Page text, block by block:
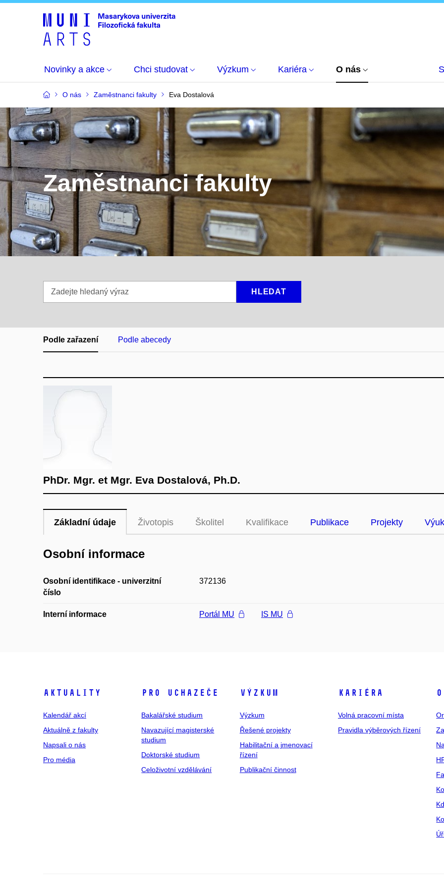
Novinky a akce Chci studovat Výzkum Kariéra O nás
O nás Zaměstnanci fakulty Eva Dostalová
Zaměstnanci fakulty
hledaný
HLEDAT
Podle zařazení Podle abecedy
PhDr. Mgr. et Mgr. Eva Dostalová, Ph.D.
Základní údaje Životopis Školitel Kvalifikace Publikace Projekty
Osobní informace
Osobní identifikace - univerzitní
číslo
372136
Interní informace Portál MU IS MU
Aktuality
Kalendář akcí
Aktuálně z fakulty
Napsali o nás
Pro média
Pro uchazeče
Bakalářské studium
Navazující magisterské
studium
Doktorské studium
Celoživotní vzdělávání
Výzkum
Výzkum
Řešené projekty
Habilitační a jmenovací
řízení
Publikační činnost
Kariéra
Volná pracovní místa
Pravidla výběrových řízení